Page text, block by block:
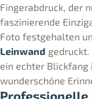
Fingerabdruck, der
faszinierende
Foto festgehalten
Leinwand
ein echter Blickfang
wunderschöne
Professionelle